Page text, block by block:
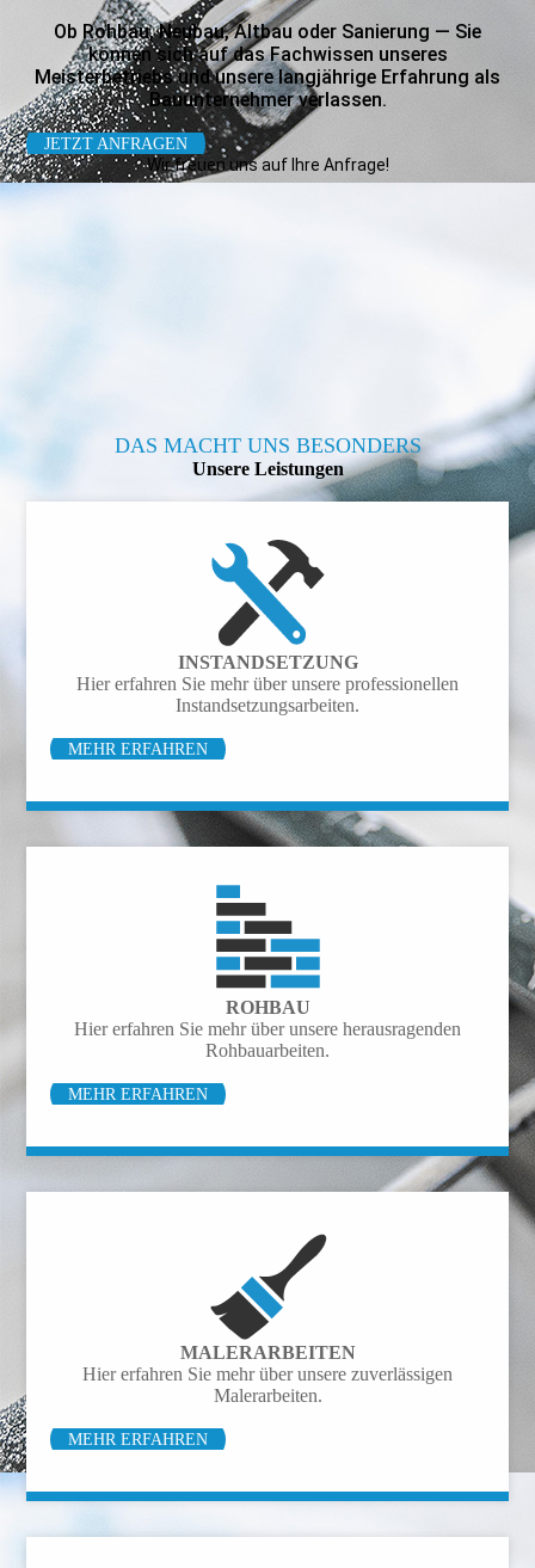
Ob Rohbau, Neubau, Altbau oder Sanierung — Sie
können sich auf das Fachwissen unseres
Meisterbetriebs und unsere langjährige Erfahrung als
Bauunternehmer verlassen.
JETZT ANFRAGEN
Wir freuen uns auf Ihre Anfrage!
DAS MACHT UNS BESONDERS
Unsere Leistungen
INSTAND­SETZUNG
Hier erfahren Sie mehr über unsere pro­fessio­nellen
Instand­setzungs­­arbeiten.
MEHR ERFAHREN
ROHBAU
Hier erfahren Sie mehr über unsere heraus­ragenden
Rohbau­arbeiten.
MEHR ERFAHREN
MALER­ARBEITEN
Hier erfahren Sie mehr über unsere zuverlässigen
Malerarbeiten.
MEHR ERFAHREN